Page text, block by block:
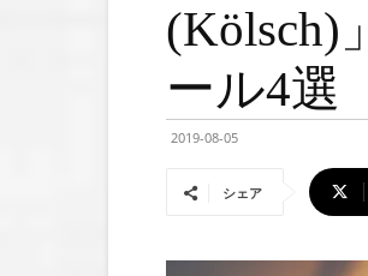
(Kölsch)
ール4選
2019-08-05
シェア